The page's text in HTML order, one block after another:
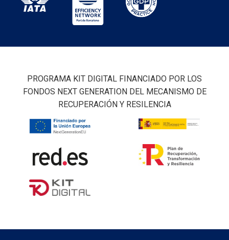
PROGRAMA KIT DIGITAL FINANCIADO POR LOS
FONDOS NEXT GENERATION DEL MECANISMO DE
RECUPERACIÓN Y RESILENCIA